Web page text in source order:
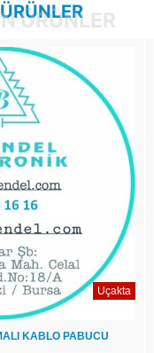
ÜRÜNLER
Uçakta
KABLO PABUCU